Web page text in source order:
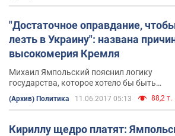
"Достаточное оправдание,
лезть в Украину": названа
высокомерия Кремля
Михаил Ямпольский пояснил логику
государства, которое хотело бы быть
(Архив) Политика 11.06.2017 05:13 88,2 т.
Кириллу щедро платят: